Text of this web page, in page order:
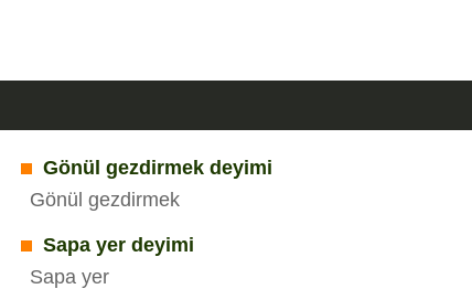
Gönül gezdirmek deyimi
Gönül gezdirmek
Sapa yer deyimi
Sapa yer